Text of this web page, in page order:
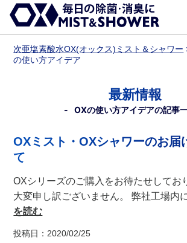
次亜塩素酸水OX(オックス)ミスト＆シャワー
の使い方アイデア
最新情報
OXの使い方アイデアの記事
OXミスト・OXシャワーのお届
て
OXシリーズのご購入をお待たせしてお
大変申し訳ございません。 弊社工場内
を読む
投稿日：2020/02/25